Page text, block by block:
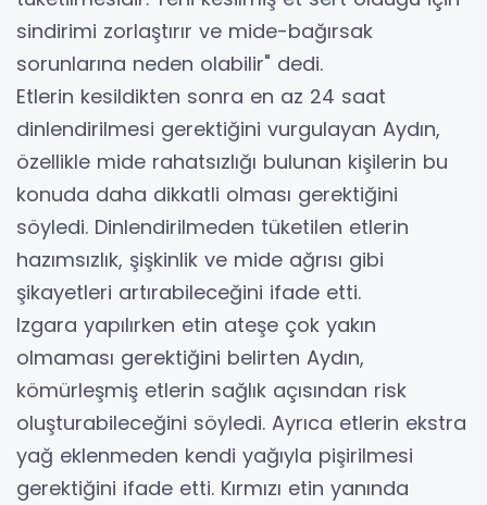
sindirimi zorlaştırır ve mide-bağırsak
sorunlarına neden olabilir" dedi.
Etlerin kesildikten sonra en az 24 saat
dinlendirilmesi gerektiğini vurgulayan Aydın,
özellikle mide rahatsızlığı bulunan kişilerin bu
konuda daha dikkatli olması gerektiğini
söyledi. Dinlendirilmeden tüketilen etlerin
hazımsızlık, şişkinlik ve mide ağrısı gibi
şikayetleri artırabileceğini ifade etti.
Izgara yapılırken etin ateşe çok yakın
olmaması gerektiğini belirten Aydın,
kömürleşmiş etlerin sağlık açısından risk
oluşturabileceğini söyledi. Ayrıca etlerin ekstra
yağ eklenmeden kendi yağıyla pişirilmesi
gerektiğini ifade etti. Kırmızı etin yanında